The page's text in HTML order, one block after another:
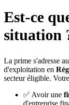
Est-ce
situation
La prime s'adresse
d'exploitation en
secteur éligible.
✅ Avoir une
d'entreprise